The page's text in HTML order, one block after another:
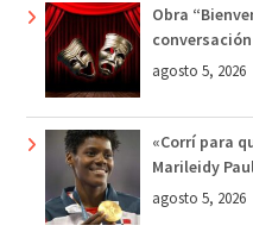
Obra
agosto 5, 2026
«Corrí para
Marileidy
agosto 5, 2026